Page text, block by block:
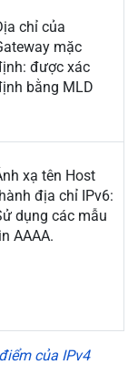
chỉ của
mặc
được xác
bằng MLD
xạ tên Host
địa chỉ IPv6:
dụng các mẫu
AAAA.
của IPv4